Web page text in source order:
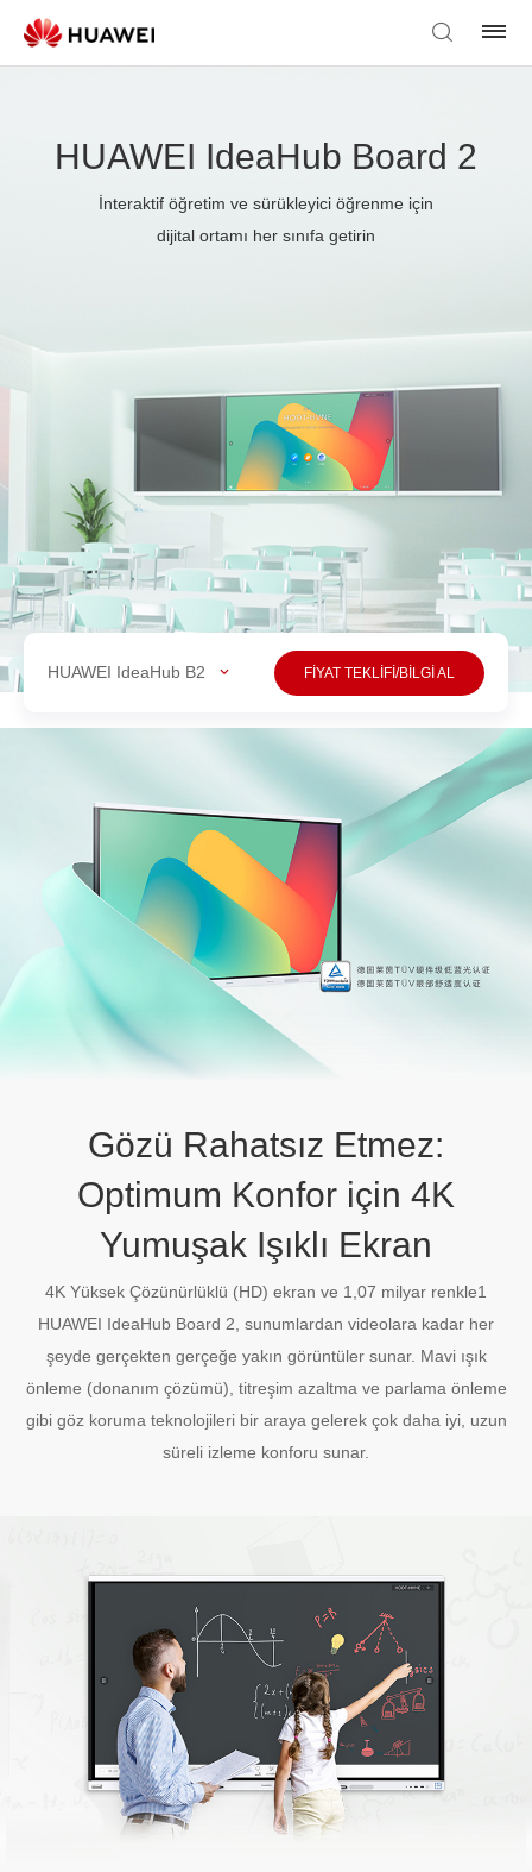
HUAWEI IdeaHub Board 2
İnteraktif öğretim ve sürükleyici öğrenme için
dijital ortamı her sınıfa getirin
HUAWEI IdeaHub B2 FİYAT TEKLİFİ/BİLGİ AL
Gözü Rahatsız Etmez:
Optimum Konfor için 4K
Yumuşak Işıklı Ekran
4K Yüksek Çözünürlüklü (HD) ekran ve 1,07 milyar renkle1
HUAWEI IdeaHub Board 2, sunumlardan videolara kadar her
şeyde gerçekten gerçeğe yakın görüntüler sunar. Mavi ışık
önleme (donanım çözümü), titreşim azaltma ve parlama önleme
gibi göz koruma teknolojileri bir araya gelerek çok daha iyi, uzun
süreli izleme konforu sunar.